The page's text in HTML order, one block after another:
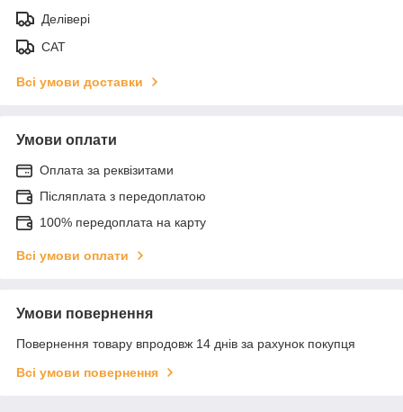
Делівері
САТ
Всі умови доставки
Умови оплати
Оплата за реквізитами
Післяплата з передоплатою
100% передоплата на карту
Всі умови оплати
Умови повернення
Повернення товару впродовж 14 днів за рахунок покупця
Всі умови повернення